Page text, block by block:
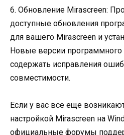
6. Обновление Mirascreen:
доступные обновления
для вашего Mirascreen и
Новые версии программного
содержать исправления
совместимости.
Если у вас все еще
настройкой Mirascreen на
официальные форумы